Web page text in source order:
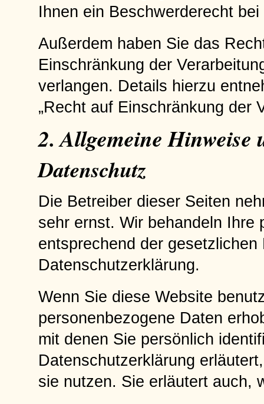
Ihnen ein Beschwerderecht
Außerdem haben Sie das
Einschränkung der
verlangen. Details hierzu
„Recht auf Einschränkung der
2. Allgemeine
Datenschutz
Die Betreiber dieser Seiten
sehr ernst. Wir behandeln Ihre
entsprechend der
Datenschutzerklärung.
Wenn Sie diese Website
personenbezogene Daten
mit denen Sie persönlich
Datenschutzerklärung
sie nutzen. Sie erläutert auch,